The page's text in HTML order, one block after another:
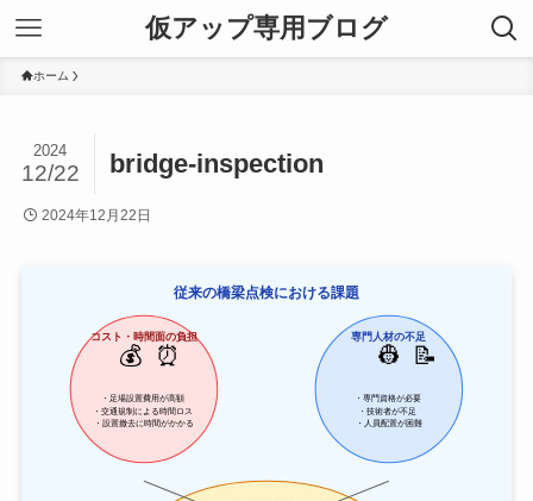
仮アップ専用ブログ
ホーム
bridge-inspection
2024
12/22
2024年12月22日